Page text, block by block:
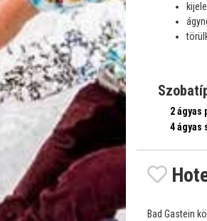
2 ágyas
4 ágyas
Bad Gastein